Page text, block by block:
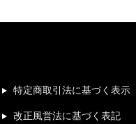
特定商取引法に基づく表示
改正風営法に基づく表記